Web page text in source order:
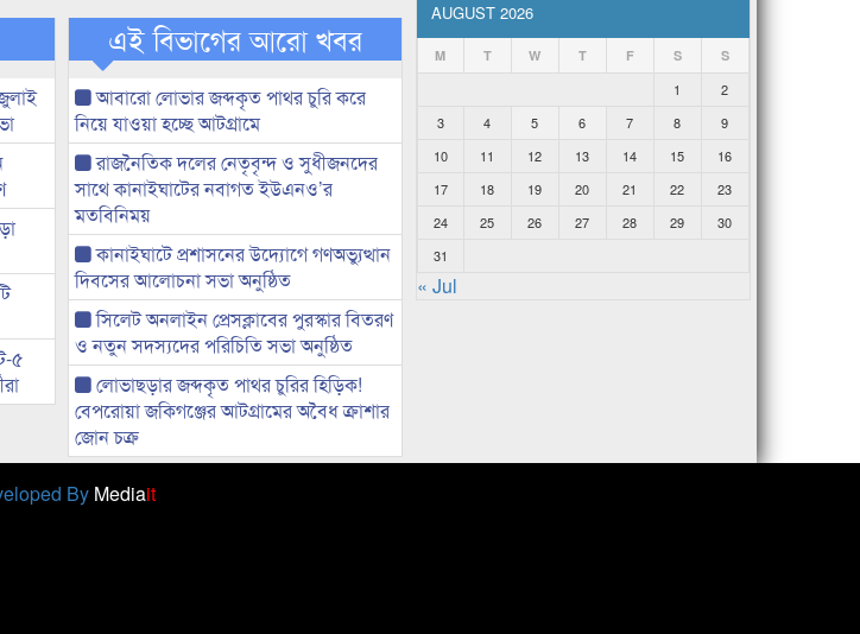
৫
এই বিভাগের আরো খবর
আবারো লোভার জব্দকৃত পাথর চুরি করে
নিয়ে যাওয়া হচ্ছে আটগ্রামে
রাজনৈতিক দলের নেতৃবৃন্দ ও সুধীজনদের
সাথে কানাইঘাটের নবাগত ইউএনও’র
মতবিনিময়
কানাইঘাটে প্রশাসনের উদ্যোগে গণঅভ্যুত্থান
দিবসের আলোচনা সভা অনুষ্ঠিত
সিলেট অনলাইন প্রেসক্লাবের পুরস্কার বিতরণ
ও নতুন সদস্যদের পরিচিতি সভা অনুষ্ঠিত
লোভাছড়ার জব্দকৃত পাথর চুরির হিড়িক!
বেপরোয়া জকিগঞ্জের আটগ্রামের অবৈধ ক্রাশার
জোন চক্র
AUGUST 2026
M T W T F S S
1
2
3
4 5 6 7 8
9
10
11 12 13 14 15
16
17
18 19 20 21 22
23
24
25 26 27 28 29
30
31
« Jul
By Mediait